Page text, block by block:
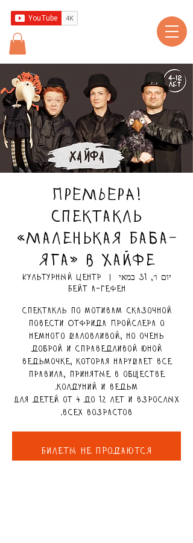
ПРЕМЬЕРА!
Спектакль
«Маленькая Баба-
Яга» в Хайфе
יום ו׳, 31 במאי
Культурный центр
Бейт а-Гефен
Спектакль по мотивам сказочной
повести Отфрида Пройслера о
немного шаловливой, но очень
доброй и справедливой юной
ведьмочке, которая нарушает все
правила, принятые в обществе
Для детей от 4 до 12 лет и взрослых
всех возрастов.
Билеты не продаются